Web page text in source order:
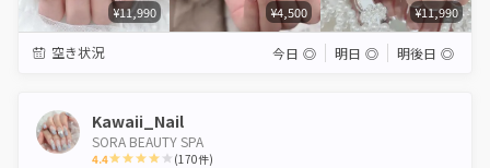
¥11,990 ¥4,500 ¥11,990
空き状況 今日 ◎ 明日 ◎ 明後日 ◎
Kawaii_Nail
SORA BEAUTY SPA
4.4 (170件)